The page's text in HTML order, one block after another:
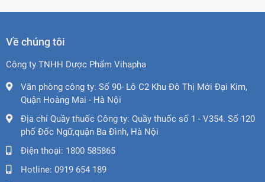
Về chúng tôi
Công ty TNHH Dược Phẩm Vihapha
Văn phòng công ty: Số 90- Lô C2 Khu Đô Thị Mới Đại Kim,
Quận Hoàng Mai - Hà Nội
Địa chỉ Quầy thuốc Công ty: Quầy thuốc số 1 - V354. Số 120
phố Đốc Ngữ,quận Ba Đình, Hà Nội
Điện thoại: 1800 585865
Hotline: 0919 654 189